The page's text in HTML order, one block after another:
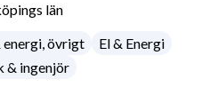
län
energi, övrigt
El & Energi
& ingenjör